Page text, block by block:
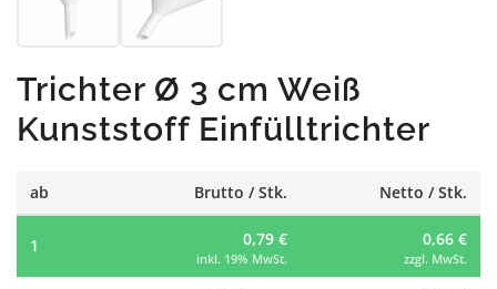
Trichter Ø 3 cm Weiß
Kunststoff Einfülltrichter
ab Brutto / Stk. Netto / Stk.
1 0,79 €
inkl. 19% MwSt.
0,66 €
zzgl. MwSt.